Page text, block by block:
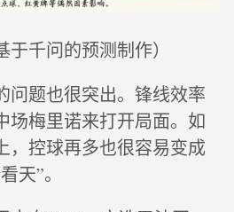
于千问的预测制作）
问题也很突出。锋线效率
场梅里诺来打开局面。如
，控球再多也很容易变成
天”。